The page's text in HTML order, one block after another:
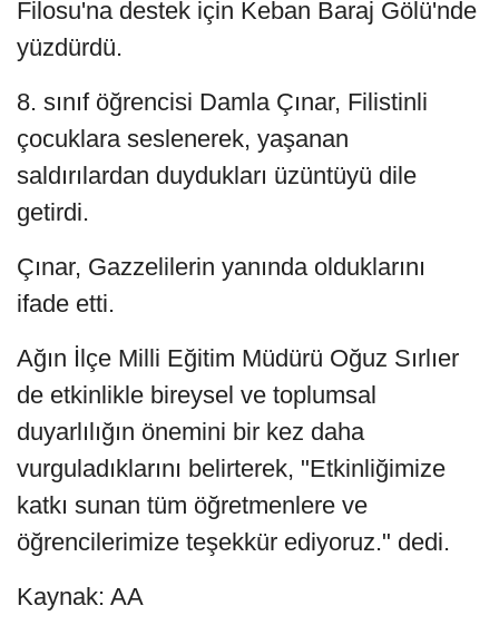
Filosu'na destek için Keban Baraj Gölü'nde
yüzdürdü.
8. sınıf öğrencisi Damla Çınar, Filistinli
çocuklara seslenerek, yaşanan
saldırılardan duydukları üzüntüyü dile
getirdi.
Çınar, Gazzelilerin yanında olduklarını
ifade etti.
Ağın İlçe Milli Eğitim Müdürü Oğuz Sırlıer
de etkinlikle bireysel ve toplumsal
duyarlılığın önemini bir kez daha
vurguladıklarını belirterek, "Etkinliğimize
katkı sunan tüm öğretmenlere ve
öğrencilerimize teşekkür ediyoruz." dedi.
Kaynak: AA